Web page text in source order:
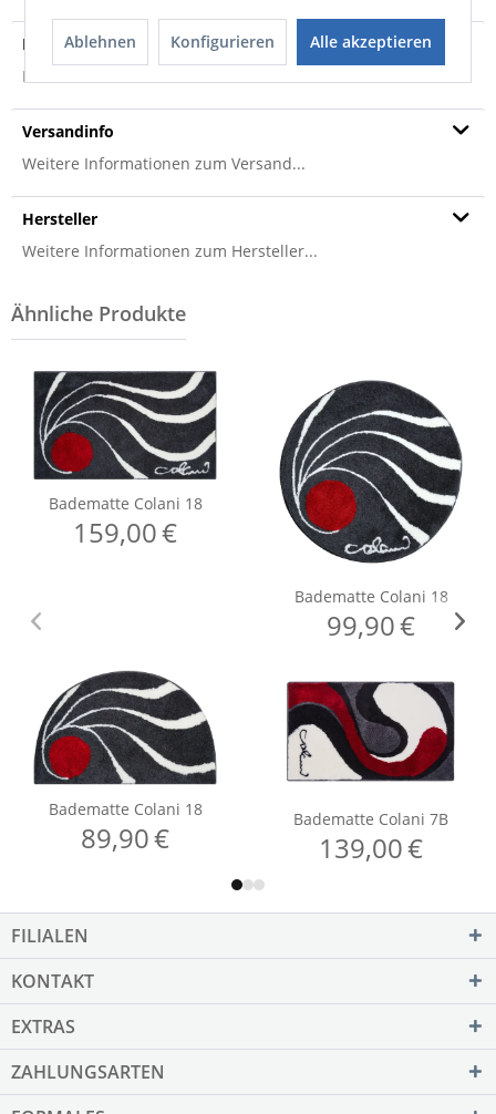
Produktsicherheit
Produktsicherheit
Versandinfo
Weitere Informationen zum Versand...
Hersteller
Weitere Informationen zum Hersteller...
FILIALEN
KONTAKT
EXTRAS
ZAHLUNGSARTEN
Ablehnen Konfigurieren Alle akzeptieren